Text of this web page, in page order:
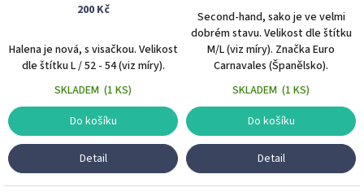
200 Kč
Halena je nová, s visačkou. Velikost
dle štítku L / 52 - 54 (viz míry).
SKLADEM (1 KS)
Do košíku
Detail
Second-hand, sako je ve velmi
dobrém stavu. Velikost dle štítku
M/L (viz míry). Značka Euro
Carnavales (Španělsko).
SKLADEM (1 KS)
Do košíku
Detail